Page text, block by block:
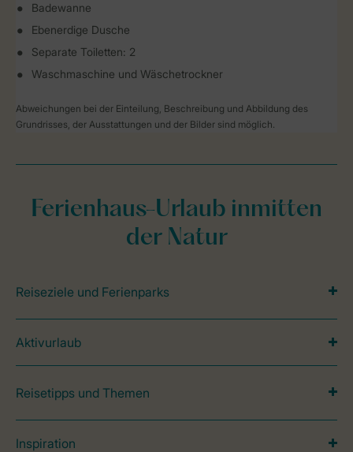
Badewanne
Ebenerdige Dusche
Separate Toiletten: 2
Waschmaschine und Wäschetrockner
Abweichungen bei der Einteilung, Beschreibung und Abbildung des
Grundrisses, der Ausstattungen und der Bilder sind möglich.
Ferienhaus-Urlaub inmitten
der Natur
Reiseziele und Ferienparks
Aktivurlaub
Reisetipps und Themen
Inspiration